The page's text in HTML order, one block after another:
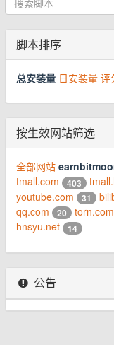
脚本排序
总安装量 日安装量 评
按生效网站筛选
全部网站
tmall.com 403
youtube.com 31
qq.com 20 torn.com
hnsyu.net 14
公告